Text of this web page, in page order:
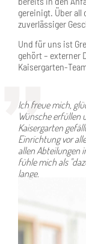
Und für uns ist
gehört – externer
Kaisergarten-
Ich freue mich,
Einrichtung vor
allen Abteilungen
fühle mich als
lange.